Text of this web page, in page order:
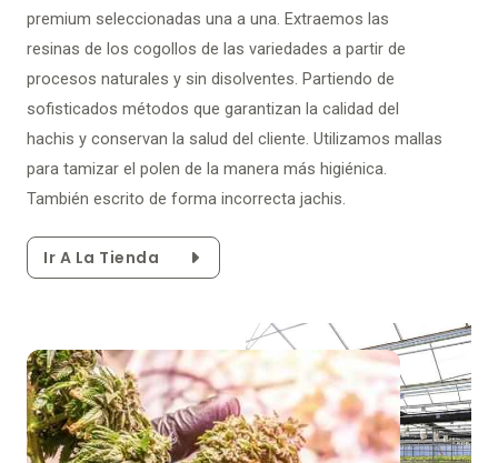
premium seleccionadas una a una. Extraemos las
resinas de los cogollos de las variedades a partir de
procesos naturales y sin disolventes. Partiendo de
sofisticados métodos que garantizan la calidad del
hachis y conservan la salud del cliente. Utilizamos mallas
para tamizar el polen de la manera más higiénica.
También escrito de forma incorrecta jachis.
Ir A La Tienda